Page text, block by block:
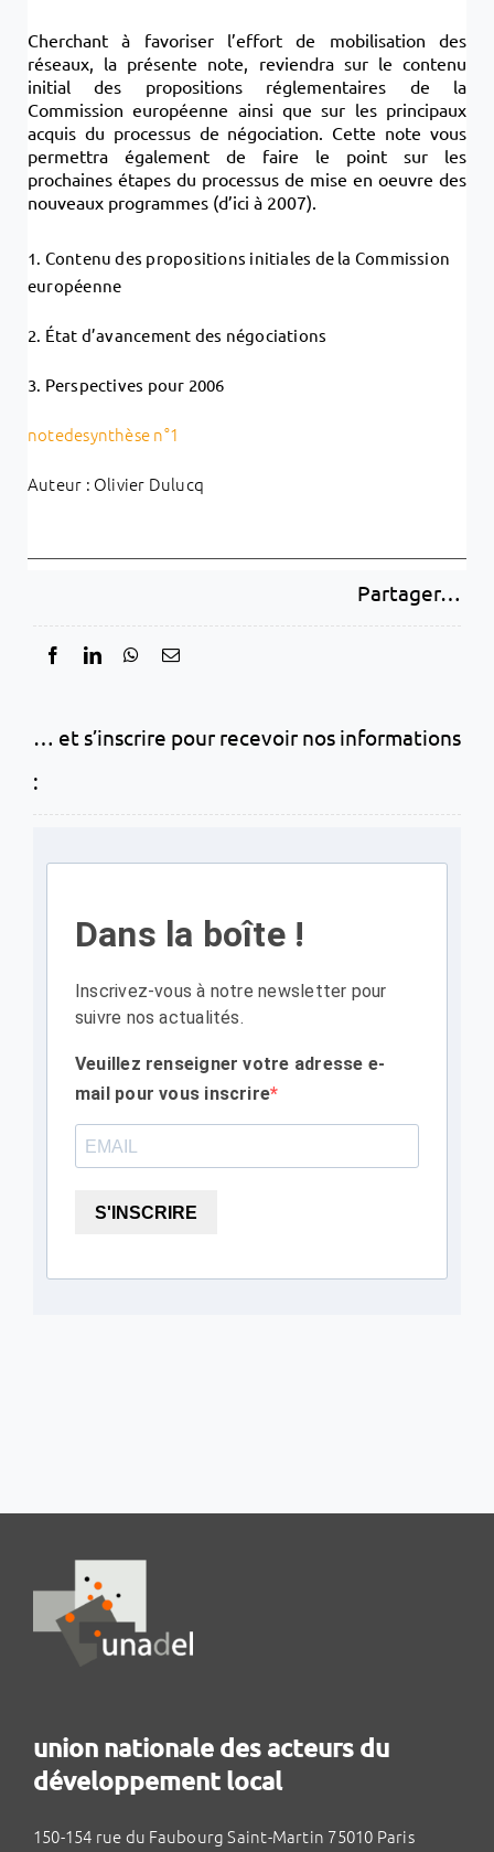
Cherchant à favoriser l’effort de mobilisation des
réseaux, la présente note, reviendra sur le contenu
initial des propositions réglementaires de la
Commission européenne ainsi que sur les principaux
acquis du processus de négociation. Cette note vous
permettra également de faire le point sur les
prochaines étapes du processus de mise en oeuvre des
nouveaux programmes (d’ici à 2007).
1. Contenu des propositions initiales de la Commission
européenne
2. État d’avancement des négociations
3. Perspectives pour 2006
notedesynthèse n°1
Auteur : Olivier Dulucq
Partager…
… et s’inscrire pour recevoir nos informations
:
Dans la boîte !
Inscrivez-vous à notre newsletter pour
suivre nos actualités.
Veuillez renseigner votre adresse e-
mail pour vous inscrire
S'INSCRIRE
union nationale des acteurs du
développement local
150-154 rue du Faubourg Saint-Martin 75010 Paris